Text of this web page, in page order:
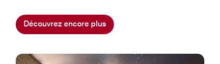
Découvrez encore plus